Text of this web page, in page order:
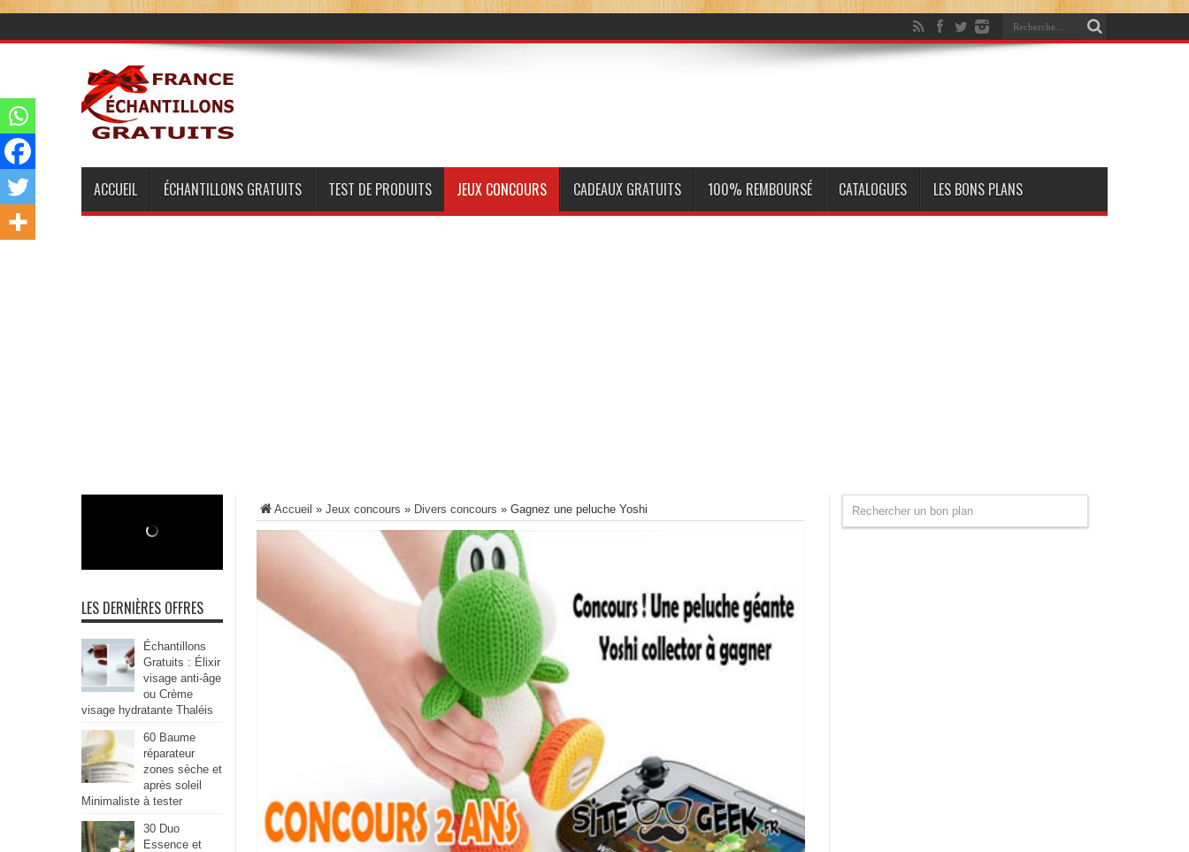
ACCUEIL ÉCHANTILLONS GRATUITS TEST DE PRODUITS JEUX CONCOURS CADEAUX GRATUITS 100% REMBOURSÉ CATALOGUES LES BONS PLANS
Accueil » Jeux concours » Divers concours » Gagnez une peluche Yoshi
LES DERNIÈRES OFFRES
Échantillons
Gratuits : Élixir
visage anti-âge
ou Crème
visage hydratante Thaléis
60 Baume
réparateur
zones sèche et
après soleil
Minimaliste à tester
30 Duo
Essence et